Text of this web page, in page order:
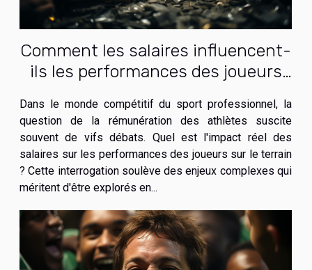
Comment les salaires influencent-
ils les performances des joueurs
Dans le monde compétitif du sport professionnel, la
question de la rémunération des athlètes suscite
souvent de vifs débats. Quel est l'impact réel des
salaires sur les performances des joueurs sur le terrain
? Cette interrogation soulève des enjeux complexes qui
méritent d'être explorés en...